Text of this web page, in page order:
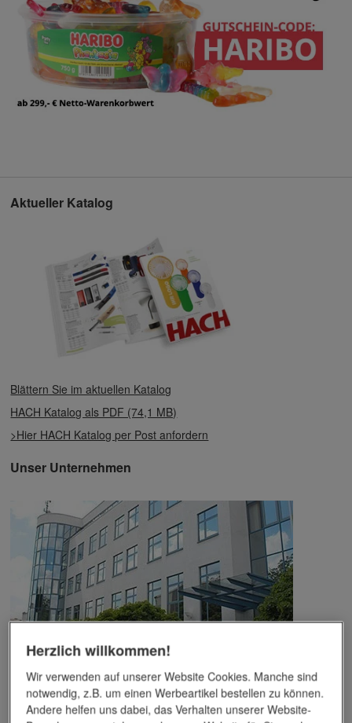
Aktueller Katalog
Blättern Sie im aktuellen Katalog
HACH Katalog als PDF (74,1 MB)
>Hier HACH Katalog per Post anfordern
Unser Unternehmen
Das Unternehmen verfügt über jahrzehntelange Erfahrung im
Bereich der Werbemittelveredelung und im Werbeartikel-Markt.
Dieses Wissen kommt unseren Kunden tagtäglich zugute,
insbesondere wenn es um professionellenWerbedruckund
Herzlich willkommen!
Wir verwenden auf unserer Website Cookies. Manche sind
notwendig, z.B. um einen Werbeartikel bestellen zu können.
Andere helfen uns dabei, das Verhalten unserer Website-